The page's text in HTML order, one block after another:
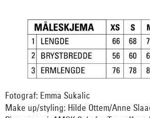
Fotograf: Emma Sukalic
Make up/styling: Hilde Ottem/Anne